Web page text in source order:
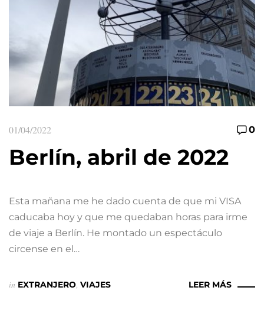
01/04/2022 0
Berlín, abril de 2022
Esta mañana me he dado cuenta de que mi VISA
caducaba hoy y que me quedaban horas para irme
de viaje a Berlín. He montado un espectáculo
circense en el…
in EXTRANJERO, VIAJES LEER MÁS